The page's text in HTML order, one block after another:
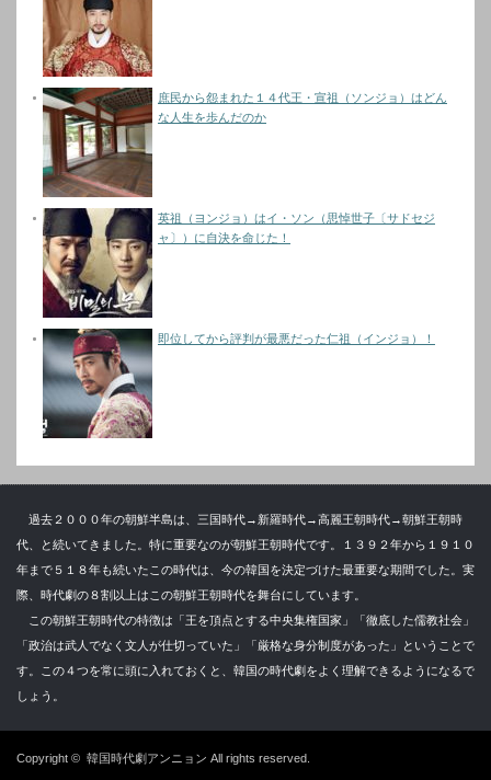
庶民から怨まれた１４代王・宣祖（ソンジョ）はどん
な人生を歩んだのか
英祖（ヨンジョ）はイ・ソン（思悼世子〔サドセジ
ャ〕）に自決を命じた！
即位してから評判が最悪だった仁祖（インジョ）！
過去２０００年の朝鮮半島は、三国時代→新羅時代→高麗王朝時代→朝鮮王朝時
代、と続いてきました。特に重要なのが朝鮮王朝時代です。１３９２年から１９１０
年まで５１８年も続いたこの時代は、今の韓国を決定づけた最重要な期間でした。実
際、時代劇の８割以上はこの朝鮮王朝時代を舞台にしています。
この朝鮮王朝時代の特徴は「王を頂点とする中央集権国家」「徹底した儒教社会」
「政治は武人でなく文人が仕切っていた」「厳格な身分制度があった」ということで
す。この４つを常に頭に入れておくと、韓国の時代劇をよく理解できるようになるで
しょう。
Copyright © 韓国時代劇アンニョン All rights reserved.